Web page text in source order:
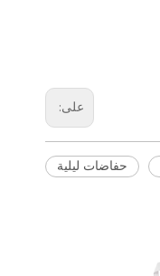
على:
حفاضات ليلية